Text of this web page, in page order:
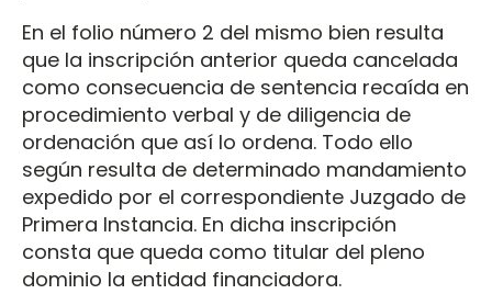
En el folio número 2 del mismo bien resulta
que la inscripción anterior queda cancelada
como consecuencia de sentencia recaída en
procedimiento verbal y de diligencia de
ordenación que así lo ordena. Todo ello
según resulta de determinado mandamiento
expedido por el correspondiente Juzgado de
Primera Instancia. En dicha inscripción
consta que queda como titular del pleno
dominio la entidad financiadora.